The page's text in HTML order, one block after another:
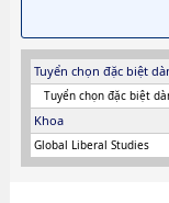
Tuyển chọn đặc biệt
Tuyển chọn đặc biệt
Khoa
Global Liberal Studies